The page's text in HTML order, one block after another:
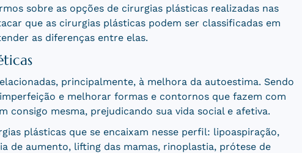
sobre as opções de cirurgias plásticas realizadas nas
que as cirurgias plásticas podem ser classificadas em
as diferenças entre elas.
principalmente, à melhora da autoestima. Sendo
e melhorar formas e contornos que fazem com
consigo mesma, prejudicando sua vida social e afetiva.
plásticas que se encaixam nesse perfil: lipoaspiração,
de aumento, lifting das mamas, rinoplastia, prótese de